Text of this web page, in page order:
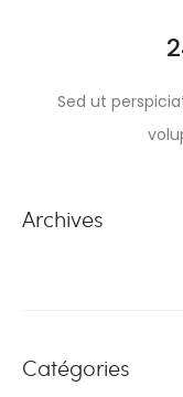
Sed ut
Archives
Catégories